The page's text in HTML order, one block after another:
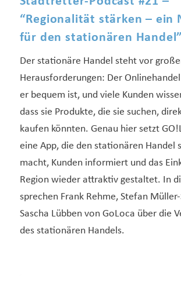
“Regionalität stärken – ein
für den stationären Handel”
Der stationäre Handel steht vor
Herausforderungen: Der
er bequem ist, und viele Kunden
dass sie Produkte, die sie suchen,
kaufen könnten. Genau hier setzt
eine App, die den stationären Handel
macht, Kunden informiert und das
Region wieder attraktiv gestaltet. In
sprechen Frank Rehme, Stefan
Sascha Lübben von GoLoca über die
des stationären Handels.